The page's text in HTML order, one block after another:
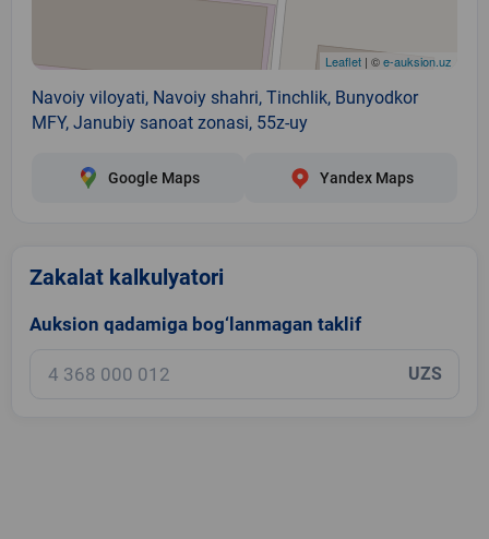
Leaflet | ©e-auksion.uz
Navoiy viloyati, Navoiy shahri, Tinchlik, Bunyodkor
MFY, Janubiy sanoat zonasi, 55z-uy
Google Maps Yandex Maps
Zakalat kalkulyatori
Auksion qadamiga bog‘lanmagan taklif
UZS